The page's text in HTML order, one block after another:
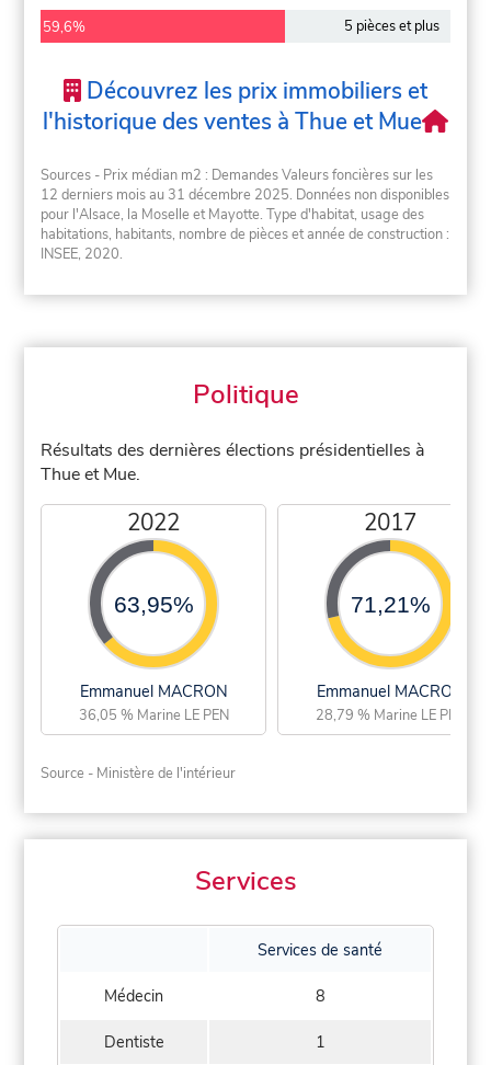
59,6% 5 pièces et plus
Découvrez les prix immobiliers et
l'historique des ventes à Thue et Mue
Sources - Prix médian m2 : Demandes Valeurs foncières sur les
12 derniers mois au 31 décembre 2025. Données non disponibles
pour l'Alsace, la Moselle et Mayotte. Type d'habitat, usage des
habitations, habitants, nombre de pièces et année de construction :
INSEE, 2020.
Politique
Résultats des dernières élections présidentielles à
Thue et Mue.
2022
63,95%
Emmanuel MACRON
36,05 % Marine LE PEN
2017
71,21%
Emmanuel MACRON
28,79 % Marine LE PEN
Source - Ministère de l'intérieur
Services
Services de santé
Médecin 8
Dentiste 1